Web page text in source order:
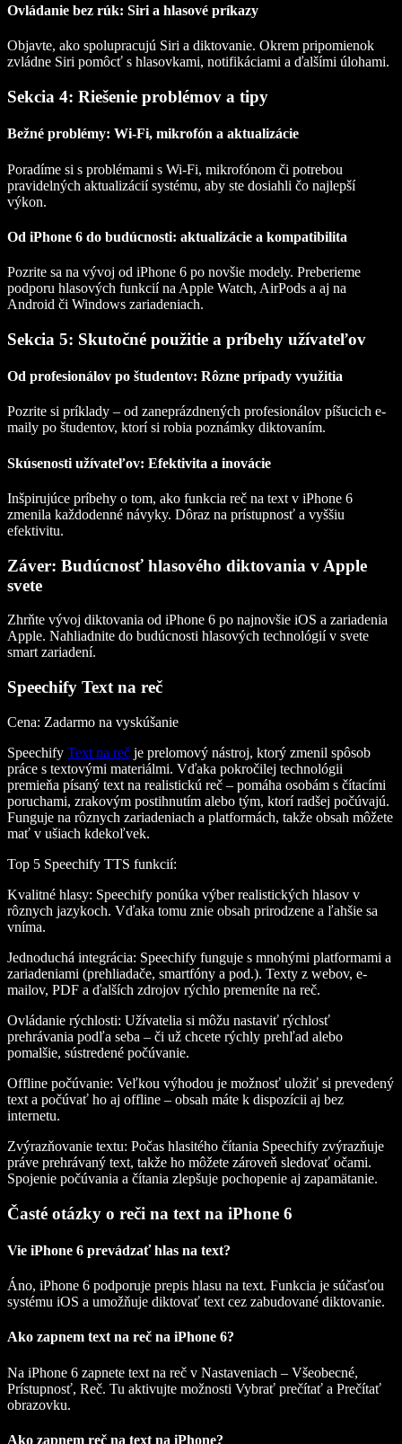
Ovládanie bez rúk: Siri a hlasové príkazy
Objavte, ako spolupracujú Siri a diktovanie. Okrem pripomienok
zvládne Siri pomôcť s hlasovkami, notifikáciami a ďalšími úlohami.
Sekcia 4: Riešenie problémov a tipy
Bežné problémy: Wi-Fi, mikrofón a aktualizácie
Poradíme si s problémami s Wi‑Fi, mikrofónom či potrebou
pravidelných aktualizácií systému, aby ste dosiahli čo najlepší
výkon.
Od iPhone 6 do budúcnosti: aktualizácie a kompatibilita
Pozrite sa na vývoj od iPhone 6 po novšie modely. Preberieme
podporu hlasových funkcií na Apple Watch, AirPods a aj na
Android či Windows zariadeniach.
Sekcia 5: Skutočné použitie a príbehy užívateľov
Od profesionálov po študentov: Rôzne prípady využitia
Pozrite si príklady – od zaneprázdnených profesionálov píšucich e-
maily po študentov, ktorí si robia poznámky diktovaním.
Skúsenosti užívateľov: Efektivita a inovácie
Inšpirujúce príbehy o tom, ako funkcia reč na text v iPhone 6
zmenila každodenné návyky. Dôraz na prístupnosť a vyššiu
efektivitu.
Záver: Budúcnosť hlasového diktovania v Apple
svete
Zhrňte vývoj diktovania od iPhone 6 po najnovšie iOS a zariadenia
Apple. Nahliadnite do budúcnosti hlasových technológií v svete
smart zariadení.
Speechify Text na reč
Cena: Zadarmo na vyskúšanie
Speechify Text na reč je prelomový nástroj, ktorý zmenil spôsob
práce s textovými materiálmi. Vďaka pokročilej technológii
premieňa písaný text na realistickú reč – pomáha osobám s čítacími
poruchami, zrakovým postihnutím alebo tým, ktorí radšej počúvajú.
Funguje na rôznych zariadeniach a platformách, takže obsah môžete
mať v ušiach kdekoľvek.
Top 5 Speechify TTS funkcií:
Kvalitné hlasy: Speechify ponúka výber realistických hlasov v
rôznych jazykoch. Vďaka tomu znie obsah prirodzene a ľahšie sa
vníma.
Jednoduchá integrácia: Speechify funguje s mnohými platformami a
zariadeniami (prehliadače, smartfóny a pod.). Texty z webov, e-
mailov, PDF a ďalších zdrojov rýchlo premeníte na reč.
Ovládanie rýchlosti: Užívatelia si môžu nastaviť rýchlosť
prehrávania podľa seba – či už chcete rýchly prehľad alebo
pomalšie, sústredené počúvanie.
Offline počúvanie: Veľkou výhodou je možnosť uložiť si prevedený
text a počúvať ho aj offline – obsah máte k dispozícii aj bez
internetu.
Zvýrazňovanie textu: Počas hlasitého čítania Speechify zvýrazňuje
práve prehrávaný text, takže ho môžete zároveň sledovať očami.
Spojenie počúvania a čítania zlepšuje pochopenie aj zapamätanie.
Časté otázky o reči na text na iPhone 6
Vie iPhone 6 prevádzať hlas na text?
Áno, iPhone 6 podporuje prepis hlasu na text. Funkcia je súčasťou
systému iOS a umožňuje diktovať text cez zabudované diktovanie.
Ako zapnem text na reč na iPhone 6?
Na iPhone 6 zapnete text na reč v Nastaveniach – Všeobecné,
Prístupnosť, Reč. Tu aktivujte možnosti Vybrať prečítať a Prečítať
obrazovku.
Ako zapnem reč na text na iPhone?